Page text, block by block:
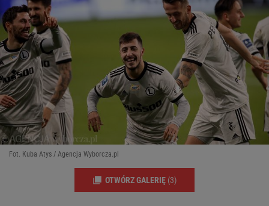
Fot. Kuba Atys / Agencja Wyborcza.pl
OTWÓRZ GALERIĘ (3)